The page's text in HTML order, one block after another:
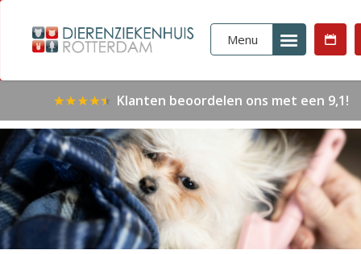
Klanten beoordelen ons met een 9,1!
Menu